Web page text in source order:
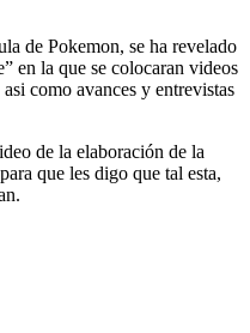
de Pokemon, se ha revelado
en la que se colocaran videos
como avances y entrevistas
de la elaboración de la
que les digo que tal esta,